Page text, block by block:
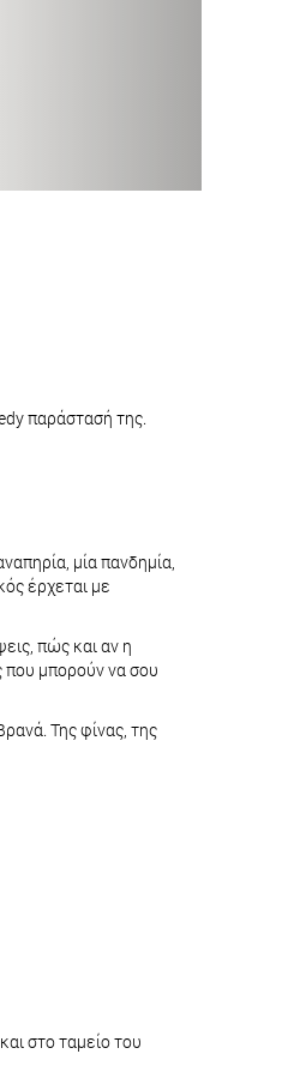
παράστασή της.
μία πανδημία,
έρχεται με
πώς και αν η
που μπορούν να σου
Της φίνας, της
στο ταμείο του